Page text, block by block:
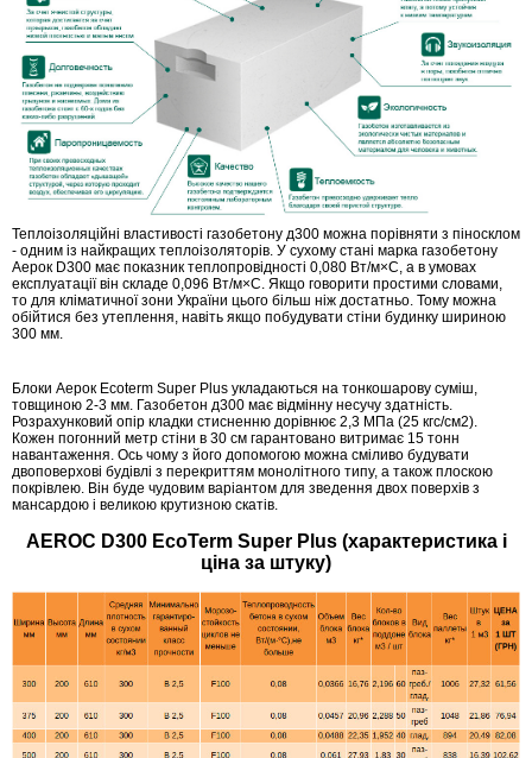
Теплоізоляційні властивості газобетону д300 можна порівняти з піносклом
- одним із найкращих теплоізоляторів. У сухому стані марка газобетону
Аерок D300 має показник теплопровідності 0,080 Вт/м×С, а в умовах
експлуатації він складе 0,096 Вт/м×С. Якщо говорити простими словами,
то для кліматичної зони України цього більш ніж достатньо. Тому можна
обійтися без утеплення, навіть якщо побудувати стіни будинку шириною
300 мм.
Блоки Аерок Ecoterm Super Plus укладаються на тонкошарову суміш,
товщиною 2-3 мм. Газобетон д300 має відмінну несучу здатність.
Розрахунковий опір кладки стисненню дорівнює 2,3 МПа (25 кгс/см2).
Кожен погонний метр стіни в 30 см гарантовано витримає 15 тонн
навантаження. Ось чому з його допомогою можна сміливо будувати
двоповерхові будівлі з перекриттям монолітного типу, а також плоскою
покрівлею. Він буде чудовим варіантом для зведення двох поверхів з
мансардою і великою крутизною скатів.
AEROC D300 EcoTerm Super Plus (характеристика і
ціна за штуку)